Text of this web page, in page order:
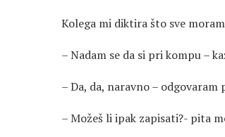
Kolega mi diktira što sve
– Nadam se da si pri kompu –
– Da, da, naravno –
– Možeš li ipak zapisati?- pita